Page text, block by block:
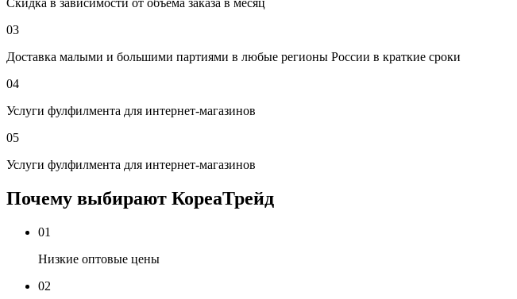
03
Доставка малыми и большими партиями в любые регионы России в краткие сроки
04
Услуги фулфилмента для интернет-магазинов
05
Услуги фулфилмента для интернет-магазинов
Почему выбирают КореаТрейд
01
Низкие оптовые цены
02